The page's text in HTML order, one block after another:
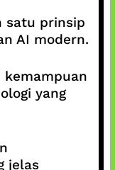
satu prinsip
AI modern.
kemampuan
yang
jelas